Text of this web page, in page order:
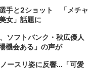
手と2ショット 「メチャ
女」話題に
ソフトバンク・秋広優人
機会ある」の声が
ースリ姿に反響...「可愛